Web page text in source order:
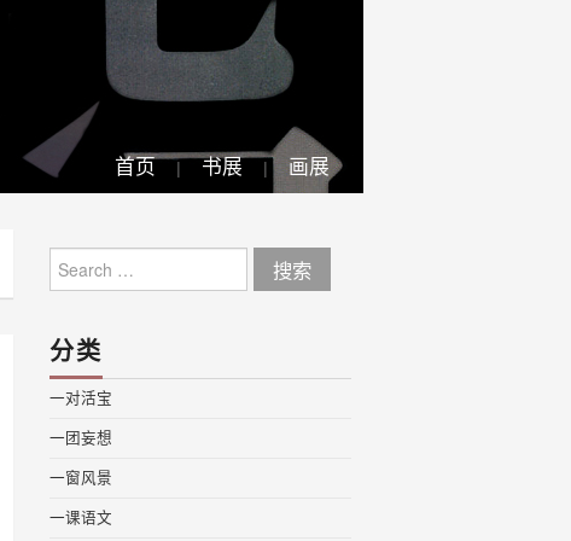
首页 书展 画展
for:
分类
一对活宝
一团妄想
一窗风景
一课语文